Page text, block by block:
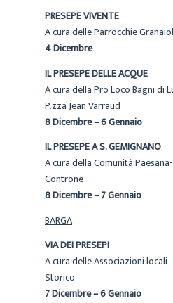
PRESEPE VIVENTE
A cura delle Parrocchie
4 Dicembre
IL PRESEPE DELLE ACQUE
A cura della Pro Loco Bagni di
P.zza Jean Varraud
8 Dicembre – 6 Gennaio
IL PRESEPE A S. GEMIGNANO
A cura della Comunità
Controne
8 Dicembre – 7 Gennaio
BARGA
VIA DEI PRESEPI
A cura delle Associazioni locali
Storico
7 Dicembre – 6 Gennaio